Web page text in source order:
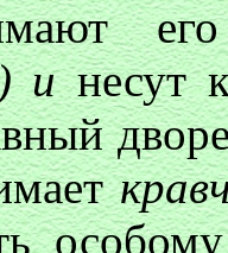
его
инесут